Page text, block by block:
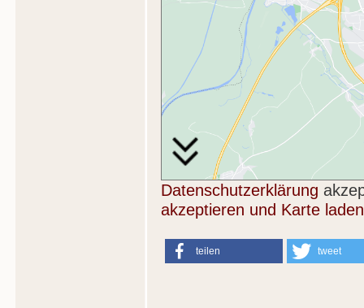
Datenschutzerklärung
akzeptieren und Karte laden
teilen tweet